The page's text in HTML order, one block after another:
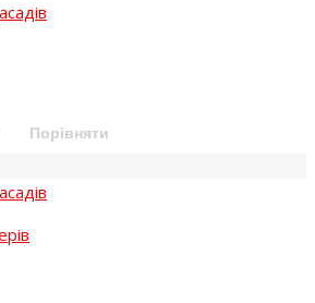
Порівняти